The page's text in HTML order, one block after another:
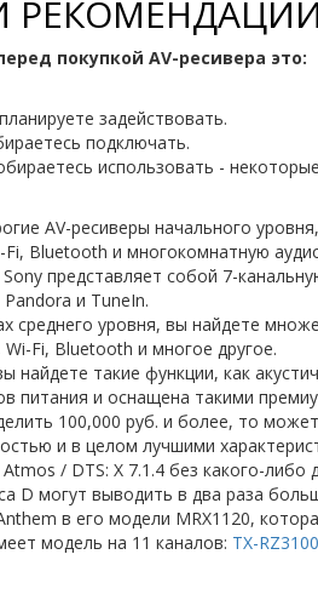
РЕКОМЕНДАЦИИ
покупкой AV-ресивера это:
задействовать.
подключать.
использовать -
AV-ресиверы начального
Bluetooth и многокомнатную
представляет собой 7-
и TuneIn.
среднего уровня, вы найдете
Fi, Bluetooth и многое другое.
найдете такие функции, как
питания и оснащена такими
100,000 руб. и более, то
и в целом лучшими
/ DTS: X 7.1.4 без какого-либо
D могут выводить в два раза
в его модели MRX1120,
модель на 11 каналов: TX-RZ3100